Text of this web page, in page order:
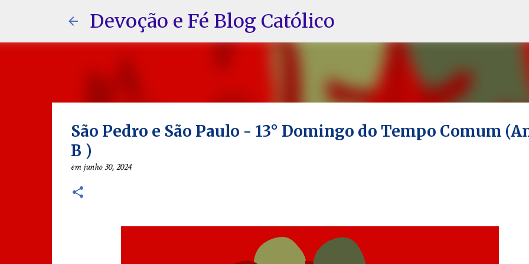
Pular para o conteúdo principal
Devoção e Fé Blog Católico
São Pedro e São Paulo - 13° Domingo do Tempo Comum
B )
emjunho 30, 2024